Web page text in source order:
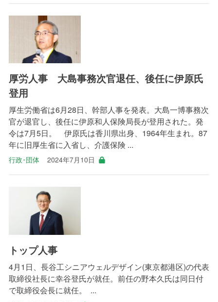
厚労人事 大島事務次官退任、後任に伊原氏
登用
厚生労働省は6月28日、幹部人事を発表。大島一博事務次
官が退官し、後任に伊原和人保険局長が登用された。発
令は7月5日。 伊原氏は香川県出身、1964年生まれ。87
年に旧厚生省に入省し、介護保険 ...
行政･団体 2024年7月10日
トップ人事
4月1日、長谷工シニアウェルデザイン(東京都港区)の代表
取締役社長に幸谷登氏が就任。前任の野本久氏は同日付
で取締役会長に就任。 ...